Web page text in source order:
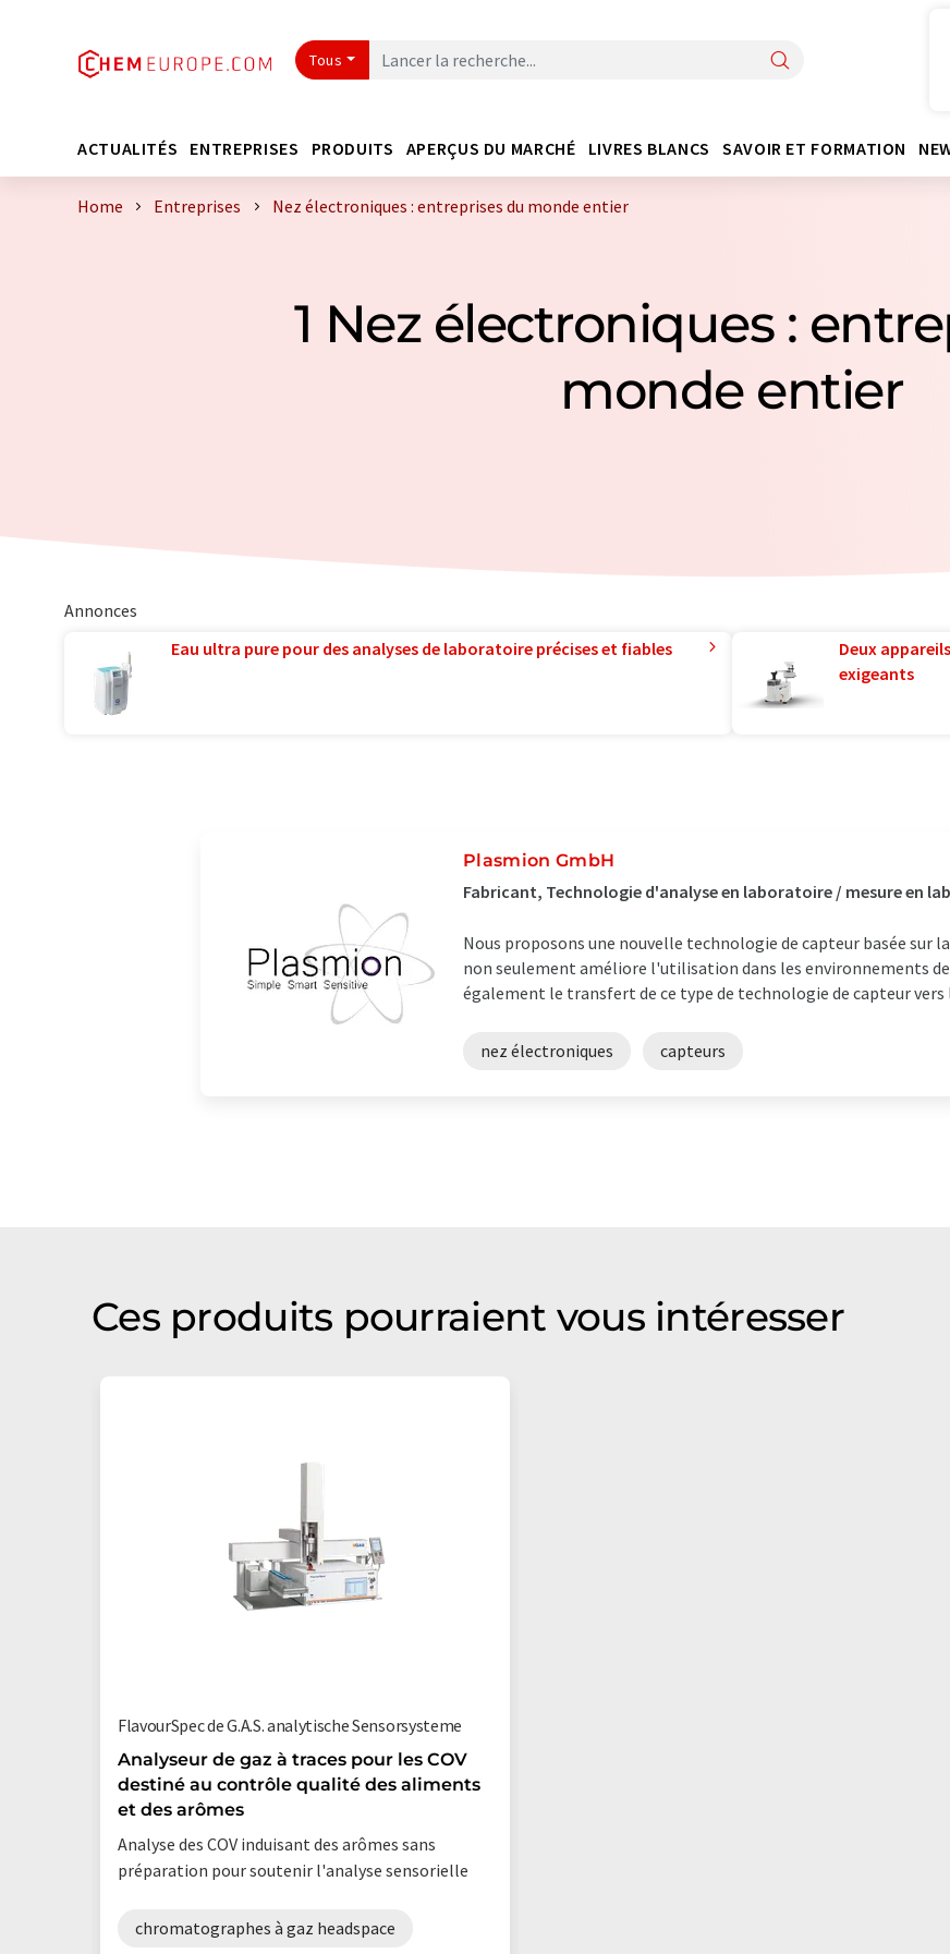
Tous
ACTUALITÉS ENTREPRISES PRODUITS APERÇUS DU MARCHÉ LIVRES BLANCS SAVOIR ET FORMATION
Home Entreprises Nez électroniques : entreprises du monde entier
1 Nez électroniques :
monde entier
Annonces
Eau ultra pure pour des analyses de laboratoire précises et fiables
Deux
exigeants
Plasmion GmbH
Fabricant, Technologie d'analyse en laboratoire / mesure en
Nous proposons une nouvelle technologie de capteur basée sur
non seulement améliore l'utilisation dans les environnements
également le transfert de ce type de technologie de capteur vers
nez électroniques capteurs
Ces produits pourraient vous intéresser
FlavourSpec de G.A.S. analytische Sensorsysteme
Analyseur de gaz à traces pour les COV
destiné au contrôle qualité des aliments
et des arômes
Analyse des COV induisant des arômes sans
préparation pour soutenir l'analyse sensorielle
chromatographes à gaz headspace